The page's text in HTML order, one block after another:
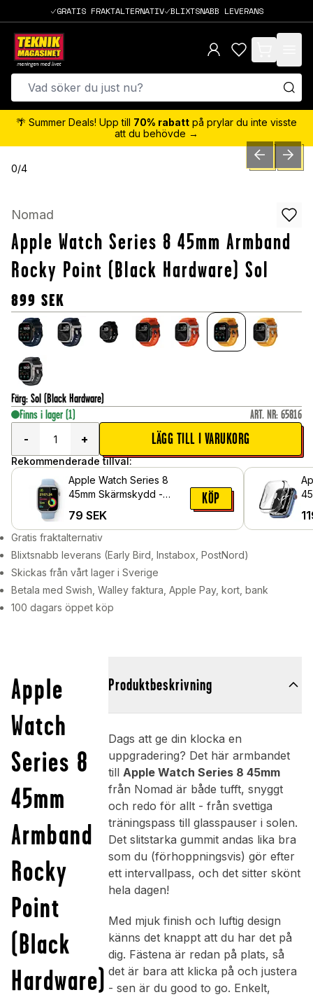
GRATIS FRAKTALTERNATIV BLIXTSNABB LEVERANS
items in cart,
🌴 Summer Deals! Upp till 70% rabatt på prylar du inte visste
att du behövde →
0/4 PREVIOUSNEXT
Nomad
Apple Watch Series 8 45mm Armband
Rocky Point (Black Hardware) Sol
899 SEK
Färg: Sol (Black Hardware)
Finns i lager (1) ART. NR: 65816
-
+ LÄGG TILL I VARUKORG
Rekommenderade tillval:
Apple Watch Series 8
45mm Skärmskydd -
79 SEK
KÖP
Gratis fraktalternativ
Blixtsnabb leverans (Early Bird, Instabox, PostNord)
Skickas från vårt lager i Sverige
Betala med Swish, Walley faktura, Apple Pay, kort, bank
100 dagars öppet köp
Apple
Watch
Series 8
45mm
Armband
Rocky
Point
(Black
Hardware)
Produktbeskrivning
Dags att ge din klocka en
uppgradering? Det här armbandet
till Apple Watch Series 8 45mm
från Nomad är både tufft, snyggt
och redo för allt - från svettiga
träningspass till glasspauser i solen.
Det slitstarka gummit andas lika bra
som du (förhoppningsvis) gör efter
ett intervallpass, och det sitter skönt
hela dagen!
Med mjuk finish och luftig design
känns det knappt att du har det på
dig. Fästena är redan på plats, så
det är bara att klicka på och justera
- sen är du good to go. Enkelt,